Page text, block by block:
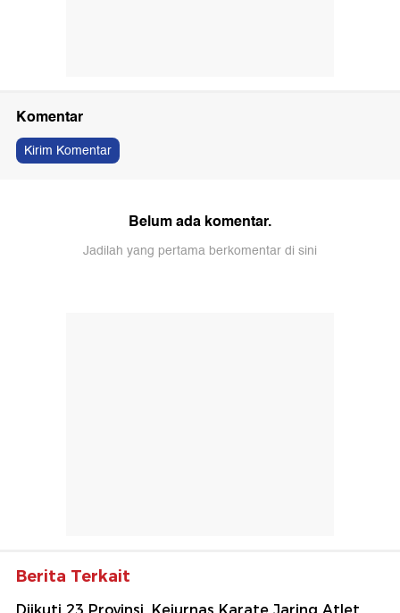
Komentar
Kirim Komentar
Belum ada komentar.
Jadilah yang pertama berkomentar di sini
Berita Terkait